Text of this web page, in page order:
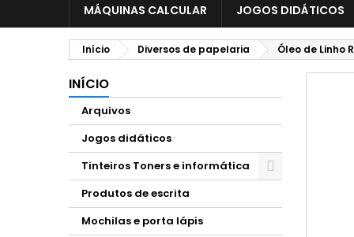
MÁQUINAS CALCULAR JOGOS DIDÁTICOS
Início Diversos de papelaria Óleo de Linho
INÍCIO
Arquivos
Jogos didáticos
Tinteiros Toners e informática
Produtos de escrita
Mochilas e porta lápis